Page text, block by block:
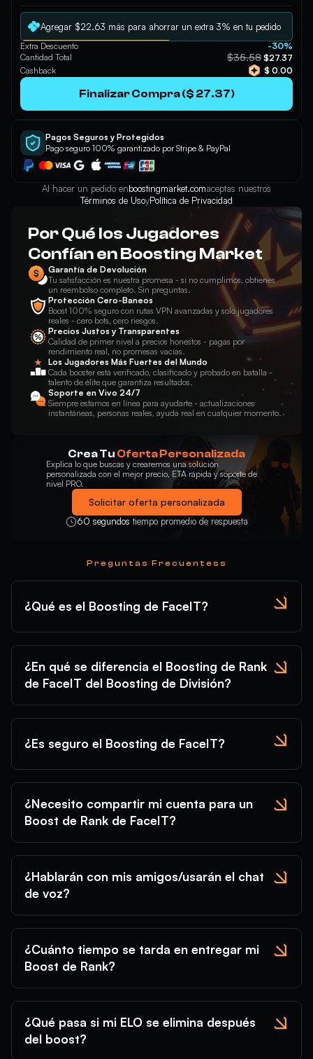
Aplicar
Agregar $22.63 más para ahorrar un extra 3% en tu pedido
Extra Descuento
-30%
Cantidad Total
$35.58 $27.37
Cashback
$ 0.00
Finalizar Compra ($ 27.37)
Pagos Seguros y Protegidos
Pago seguro 100% garantizado por Stripe & PayPal
Al hacer un pedido enboostingmarket.comaceptas nuestros
Términos de UsoyPolítica de Privacidad
Por Qué los Jugadores
Confían en Boosting Market
Garantía de Devolución
Tu satisfacción es nuestra promesa - si no cumplimos, obtienes
un reembolso completo. Sin preguntas.
Protección Cero-Baneos
Boost 100% seguro con rutas VPN avanzadas y solo jugadores
reales - cero bots, cero riesgos.
Precios Justos y Transparentes
Calidad de primer nivel a precios honestos - pagas por
rendimiento real, no promesas vacías.
Los Jugadores Más Fuertes del Mundo
Cada booster está verificado, clasificado y probado en batalla -
talento de élite que garantiza resultados.
Soporte en Vivo 24/7
Siempre estamos en línea para ayudarte - actualizaciones
instantáneas, personas reales, ayuda real en cualquier momento.
Crea Tu Oferta Personalizada
Explica lo que buscas y crearemos una solución
personalizada con el mejor precio, ETA rápida y soporte de
nivel PRO.
Solicitar oferta personalizada
60 segundostiempo promedio de respuesta
Preguntas Frecuentess
¿Qué es el Boosting de FaceIT?
¿En qué se diferencia el Boosting de Rank
de FaceIT del Boosting de División?
¿Es seguro el Boosting de FaceIT?
¿Necesito compartir mi cuenta para un
Boost de Rank de FaceIT?
¿Hablarán con mis amigos/usarán el chat
de voz?
¿Cuánto tiempo se tarda en entregar mi
Boost de Rank?
¿Qué pasa si mi ELO se elimina después
del boost?